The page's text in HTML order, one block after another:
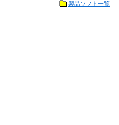
製品ソフト一覧